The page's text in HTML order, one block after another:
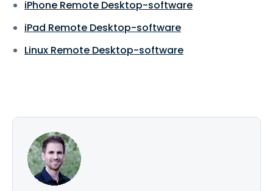
iPhone Remote Desktop-software
iPad Remote Desktop-software
Linux Remote Desktop-software